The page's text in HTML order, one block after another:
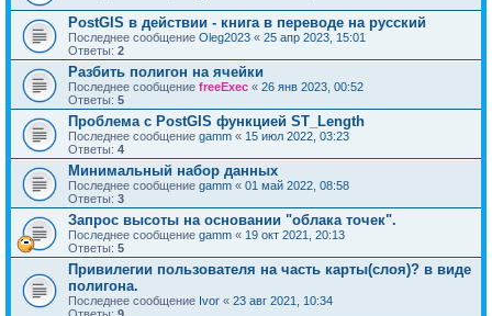
PostGIS в действии - книга в переводе на русский
Последнее сообщение Oleg2023 « 25 апр 2023, 15:01
Ответы: 2
Разбить полигон на ячейки
Последнее сообщение freeExec « 26 янв 2023, 00:52
Ответы: 5
Проблема с PostGIS функцией ST_Length
Последнее сообщение gamm « 15 июл 2022, 03:23
Ответы: 4
Минимальный набор данных
Последнее сообщение gamm « 01 май 2022, 08:58
Ответы: 3
Запрос высоты на основании "облака точек".
Последнее сообщение gamm « 19 окт 2021, 20:13
Ответы: 5
Привилегии пользователя на часть карты(слоя)? в виде
полигона.
Последнее сообщение Ivor « 23 авг 2021, 10:34